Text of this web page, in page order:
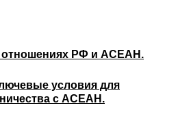
отношениях РФ и АСЕАН.
условия для
с АСЕАН.